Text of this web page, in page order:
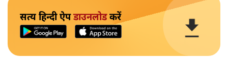
सत्य हिन्दी ऐपडाउनलोडकरें